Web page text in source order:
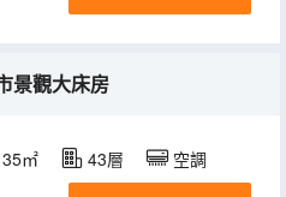
景觀大床房
35㎡ 43層 空調